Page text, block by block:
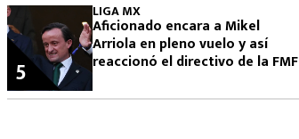
LIGA MX
Aficionado encara a Mikel
Arriola en pleno vuelo y así
reaccionó el directivo de la FMF
5